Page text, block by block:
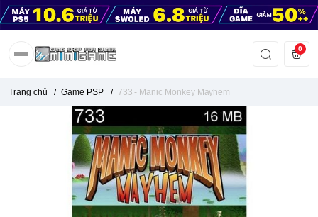
0
Trang chủ / Game PSP / 733 - Manic Monkey Mayhem